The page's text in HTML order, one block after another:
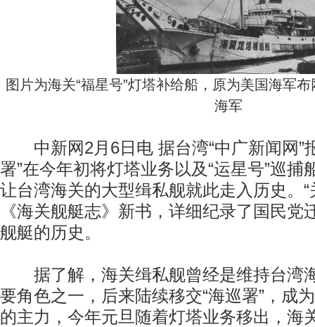
图片为海关“福星号”灯塔补给船，原为美国海军
海军
中新网2月6日电 据台湾“中广新闻网”
署”在今年初将灯塔业务以及“运星号”巡捕
让台湾海关的大型缉私舰就此走入历史。“
《海关舰艇志》新书，详细纪录了国民党
舰艇的历史。
据了解，海关缉私舰曾经是维持台湾
要角色之一，后来陆续移交“海巡署”，成
的主力，今年元旦随着灯塔业务移出，海